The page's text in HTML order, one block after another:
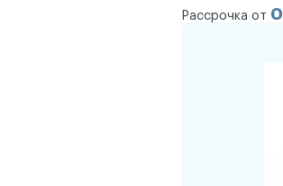
Рассрочка от